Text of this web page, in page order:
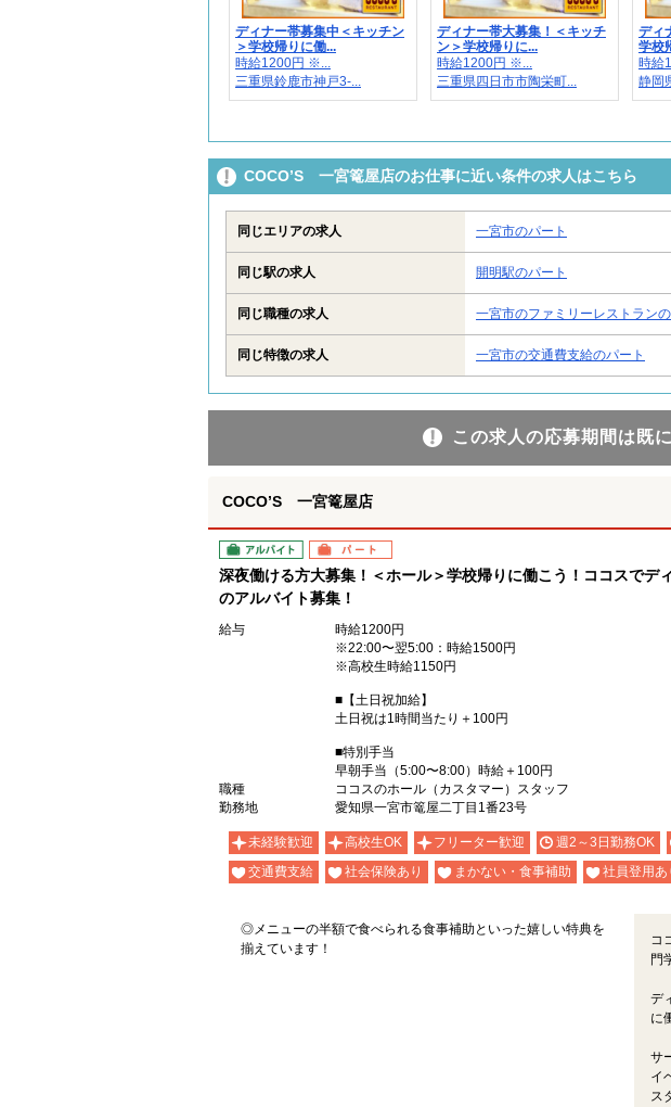
ディナー帯募集中＜キッチン
＞学校帰りに働...
時給1200円 ※...
三重県鈴鹿市神戸3-...
ディナー帯大募集！＜キッチ
ン＞学校帰りに...
時給1200円 ※...
三重県四日市市陶栄町...
ディ
学校
時給
静岡
COCO’S 一宮篭屋店のお仕事に近い条件の求人はこちら
同じエリアの求人 一宮市のパート
同じ駅の求人 開明駅のパート
同じ職種の求人 一宮市のファミリーレストラン
同じ特徴の求人 一宮市の交通費支給のパート
この求人の応募期間は既
COCO’S 一宮篭屋店
アルバイト パート
深夜働ける方大募集！＜ホール＞学校帰りに働こう！ココスでデ
のアルバイト募集！
給与
時給1200円
※22:00〜翌5:00：時給1500円
※高校生時給1150円
■【土日祝加給】
土日祝は1時間当たり＋100円
■特別手当
早朝手当（5:00〜8:00）時給＋100円
職種
ココスのホール（カスタマー）スタッフ
勤務地
愛知県一宮市篭屋二丁目1番23号
未経験歓迎 高校生OK フリーター歓迎 週2～3日勤務OK
交通費支給
社会保険あり まかない・食事補助 社員登用あ
◎メニューの半額で食べられる食事補助といった嬉しい特典を
揃えています！
コ
門
デ
に
サ
イ
ス